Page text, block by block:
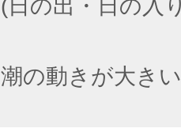
(日の出・日の入
潮の動きが大き